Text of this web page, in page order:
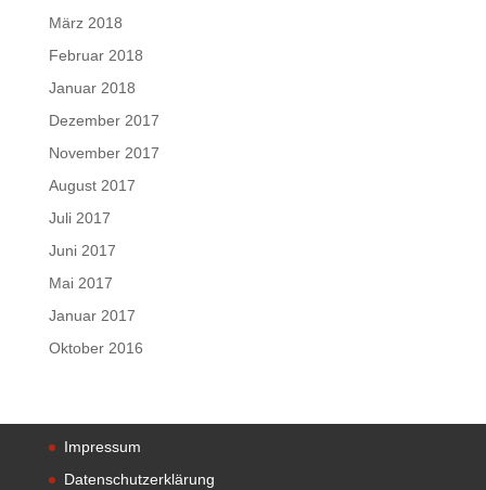
März 2018
Februar 2018
Januar 2018
Dezember 2017
November 2017
August 2017
Juli 2017
Juni 2017
Mai 2017
Januar 2017
Oktober 2016
Impressum
Datenschutzerklärung